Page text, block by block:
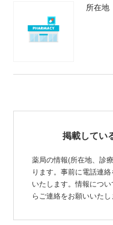
所在地
掲載してい
薬局の情報(所在地、診
ります。事前に電話連
いたします。情報につ
らご連絡をお願いいたし